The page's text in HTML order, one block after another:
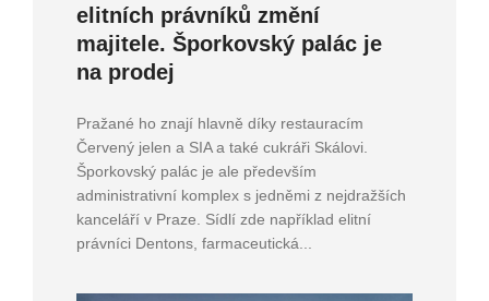
elitních právníků změní
majitele. Šporkovský palác je
na prodej
Pražané ho znají hlavně díky restauracím
Červený jelen a SIA a také cukráři Skálovi.
Šporkovský palác je ale především
administrativní komplex s jedněmi z nejdražších
kanceláří v Praze. Sídlí zde například elitní
právníci Dentons, farmaceutická...